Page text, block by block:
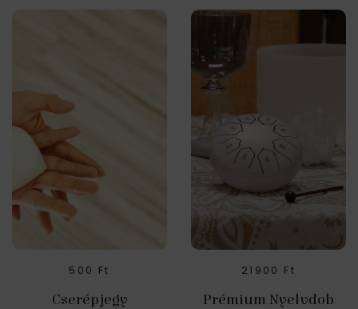
500 Ft
Cserépjegy
21900 Ft
Prémium Nyelvdob